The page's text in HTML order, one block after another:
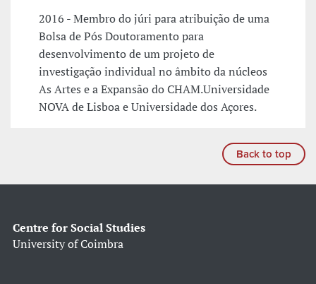
2016 - Membro do júri para atribuição de uma
Bolsa de Pós Doutoramento para
desenvolvimento de um projeto de
investigação individual no âmbito da núcleos
As Artes e a Expansão do CHAM.Universidade
NOVA de Lisboa e Universidade dos Açores.
Back to top
Centre for Social Studies
University of Coimbra